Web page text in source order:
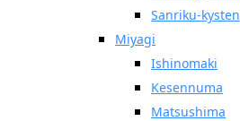
Sanriku-kysten
Miyagi
Ishinomaki
Kesennuma
Matsushima